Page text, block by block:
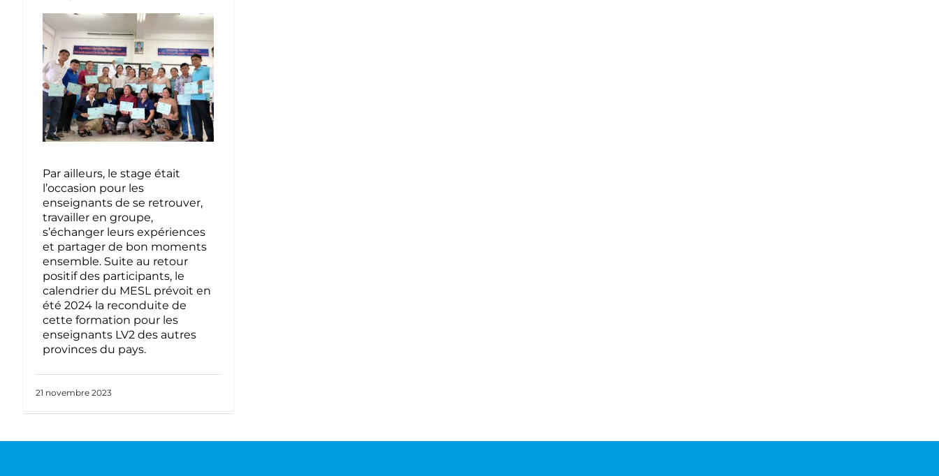
Par ailleurs, le stage était
l’occasion pour les
enseignants de se retrouver,
travailler en groupe,
s’échanger leurs expériences
et partager de bon moments
ensemble. Suite au retour
positif des participants, le
calendrier du MESL prévoit en
été 2024 la reconduite de
cette formation pour les
enseignants LV2 des autres
provinces du pays.
21 novembre 2023